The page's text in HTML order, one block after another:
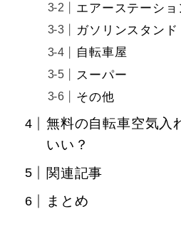
エアーステーショ
ガソリンスタンド
自転車屋
スーパー
その他
無料の自転車空気入
いい？
関連記事
まとめ